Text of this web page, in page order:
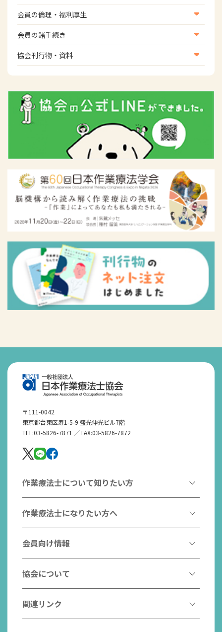
スポーツ振興関連
災害対策関連
WFOT等海外関連情報
MTDLP室
会員の倫理・福利厚生
会員向け団体保険のご案内
女性相談窓口
倫理関連情報
会員の諸手続き
会員の諸手続き
協会刊行物・資料
広報活動について
主な協会資料
〒111-0042
東京都台東区寿1-5-9 盛光伸光ビル7階
TEL:03-5826-7871 ／ FAX:03-5826-7872
作業療法士について知りたい方
作業療法とは
作業療法士とは
はたらく作業療法士
作業療法士の支援を受ける
チームの中で活躍する作業療法士
作業療法士になりたい方へ
作業療法士になるには
作業療法士として活躍する先輩
こんなところで活躍！作業療法士
入会案内
会員向け情報
協会からのお知らせ
研修会一覧
日本作業療法学会
協会について
会長挨拶
関連リンク